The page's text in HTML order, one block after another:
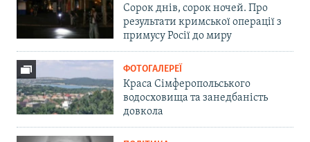
Сорок днів, сорок ночей. Про
результати кримської операції з
примусу Росії до миру
ФОТОГАЛЕРЕЇ
Краса Сімферопольського
водосховища та занедбаність
довкола